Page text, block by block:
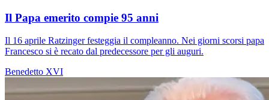
Il Papa emerito compie 95 anni
Il 16 aprile Ratzinger festeggia il compleanno. Nei giorni scorsi papa
Francesco si è recato dal predecessore per gli auguri.
Benedetto XVI